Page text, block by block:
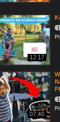
12:17
07:40